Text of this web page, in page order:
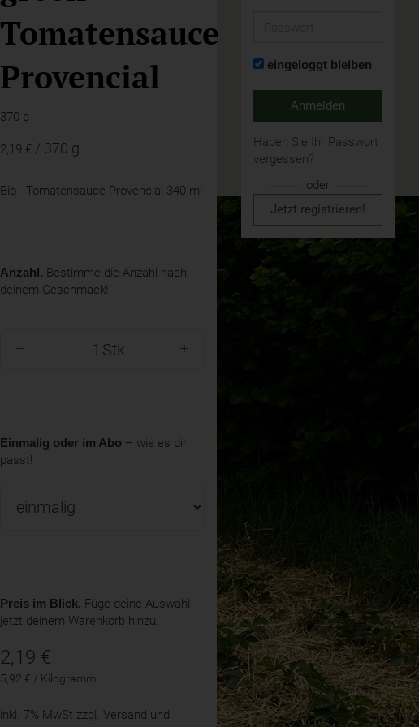
Tomatensauce
Provencial
370 g
2,19 € / 370 g
Bio - Tomatensauce Provencial 340 ml
Anzahl. Bestimme die Anzahl nach
deinem Geschmack!
Stk
Einmalig oder im Abo – wie es dir
passt!
Preis im Blick. Füge deine Auswahl
jetzt deinem Warenkorb hinzu.
2,19 €
5,92 € / Kilogramm
inkl. 7% MwSt zzgl. Versand und
eingeloggt bleiben
Anmelden
Haben Sie Ihr Passwort
vergessen?
oder
Jetzt registrieren!